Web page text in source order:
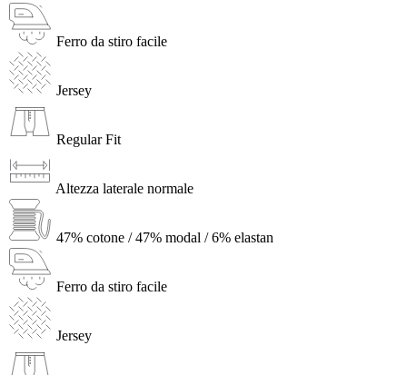
Ferro da stiro facile
Jersey
Regular Fit
Altezza laterale normale
47% cotone / 47% modal / 6% elastan
Ferro da stiro facile
Jersey